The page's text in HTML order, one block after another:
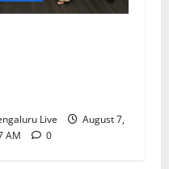
Live
August 7,
AM
0